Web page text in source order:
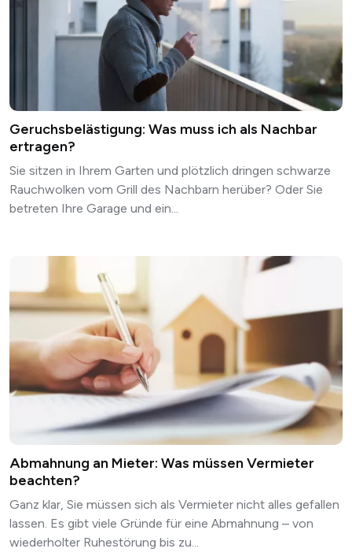
Geruchsbelästigung: Was muss ich als Nachbar
ertragen?
Sie sitzen in Ihrem Garten und plötzlich dringen schwarze
Rauchwolken vom Grill des Nachbarn herüber? Oder Sie
betreten Ihre Garage und ein...
Abmahnung an Mieter: Was müssen Vermieter
beachten?
Ganz klar, Sie müssen sich als Vermieter nicht alles gefallen
lassen. Es gibt viele Gründe für eine Abmahnung – von
wiederholter Ruhestörung bis zu...